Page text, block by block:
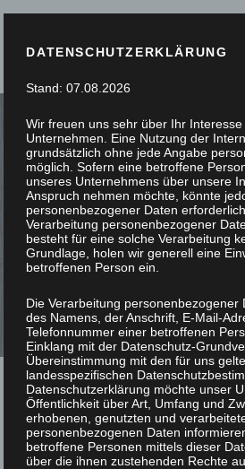
SIE
DATENSCHUTZERKLÄRUNG
Stand: 07.08.2026
Wir freuen uns sehr über Ihr
Unternehmen. Eine Nutzung der
grundsätzlich ohne jede Angabe
möglich. Sofern eine betroffene
unseres Unternehmens über unsere
Anspruch nehmen möchte, könnte
personenbezogener Daten
Verarbeitung personenbezogener
besteht für eine solche Verarbeitung
Grundlage, holen wir generell eine
betroffenen Person ein.
Die Verarbeitung personenbezogener
des Namens, der Anschrift, E-Mail-
Telefonnummer einer betroffenen
Einklang mit der Datenschutz-
Übereinstimmung mit den für uns
landesspezifischen
Datenschutzerklärung möchte unser
Öffentlichkeit über Art, Umfang und
erhobenen, genutzten und
personenbezogenen Daten
betroffene Personen mittels dieser
über die ihnen zustehenden Rechte